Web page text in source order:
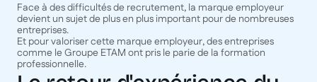
Face à des difficultés de recrutement, la marque employeur
devient un sujet de plus en plus important pour de nombreuses
entreprises.
Et pour valoriser cette marque employeur, des entreprises
comme le Groupe ETAM ont pris le parie de la formation
professionnelle.